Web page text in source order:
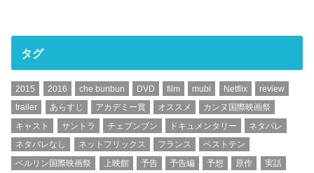
タグ
2015 2016 che bunbun DVD film mubi Netflix
review
trailer
あらすじ アカデミー賞 オススメ
カンヌ国際映画祭
キャスト
サントラ チェブンブン ドキュメンタリー
ネタバレ
ネタバレなし
ネットフリックス フランス
ベストテン
ベルリン国際映画祭
上映館 予告 予告編 予想 原作
実話